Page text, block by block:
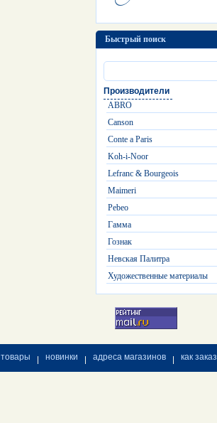
Быстрый поиск
Производители
ABRO
Canson
Conte a Paris
Koh-i-Noor
Lefranc & Bourgeois
Maimeri
Pebeo
Гамма
Гознак
Невская Палитра
Художественные материалы
товары новинки адреса магазинов как